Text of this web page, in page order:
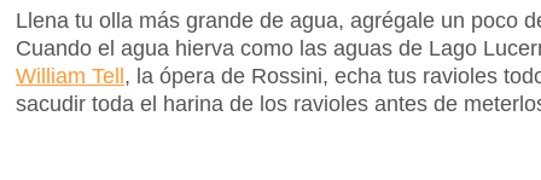
Llena tu olla más grande de agua, agrégale un poco
Cuando el agua hierva como las aguas de Lago
William Tell, la ópera de Rossini, echa tus ravioles
sacudir toda el harina de los ravioles antes de